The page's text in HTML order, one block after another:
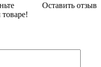
Оставить отзыв